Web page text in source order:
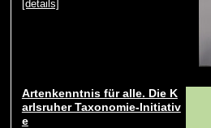
[details]
Artenkenntnis für alle. Die K
arlsruher Taxonomie-Initiativ
e